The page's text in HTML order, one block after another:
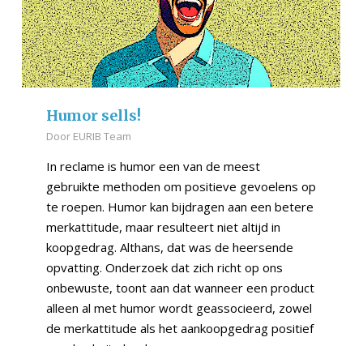
Humor sells!
Door EURIB Team
In reclame is humor een van de meest
gebruikte methoden om positieve gevoelens op
te roepen. Humor kan bijdragen aan een betere
merkattitude, maar resulteert niet altijd in
koopgedrag. Althans, dat was de heersende
opvatting. Onderzoek dat zich richt op ons
onbewuste, toont aan dat wanneer een product
alleen al met humor wordt geassocieerd, zowel
de merkattitude als het aankoopgedrag positief